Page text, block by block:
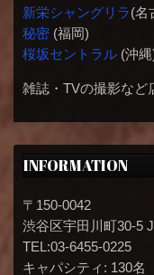
新栄シャングリラ(名
秘密(福岡)
桜坂セントラル(沖縄
雑誌・TVの撮影など
INFORMATION
〒150-0042
渋谷区宇田川町30-5
TEL:03-6455-0225
キャパシティ: 130名